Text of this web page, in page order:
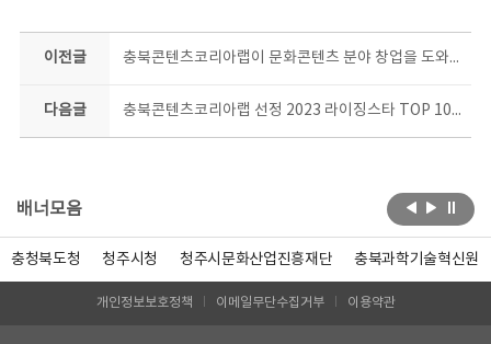
이전글 충북콘텐츠코리아랩이 문화콘텐츠 분야 창업을 도와드립니다!
다음글 충북콘텐츠코리아랩 선정 2023 라이징스타 TOP 10, 10월 콘서트에서 당신의 뮤지션에게 투표하세요
배너모음
충청북도청 청주시청 청주시문화산업진흥재단 충북과학기술혁신원
개인정보보호정책 이메일무단수집거부 이용약관